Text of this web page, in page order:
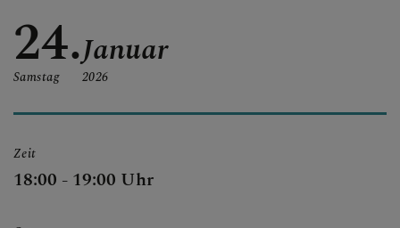
24.
Samstag
Januar
2026
Zeit
18:00 - 19:00 Uhr